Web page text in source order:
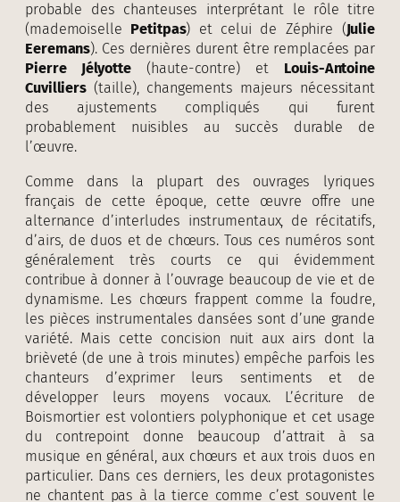
probable des chanteuses interprétant le rôle titre
(mademoiselle Petitpas) et celui de Zéphire (Julie
Eeremans). Ces dernières durent être remplacées par
Pierre Jélyotte(haute-contre) et Louis-Antoine
Cuvilliers (taille), changements majeurs nécessitant
des ajustements compliqués qui furent
probablement nuisibles au succès durable de
l’œuvre.
Comme dans la plupart des ouvrages lyriques
français de cette époque, cette œuvre offre une
alternance d’interludes instrumentaux, de récitatifs,
d’airs, de duos et de chœurs. Tous ces numéros sont
généralement très courts ce qui évidemment
contribue à donner à l’ouvrage beaucoup de vie et de
dynamisme. Les chœurs frappent comme la foudre,
les pièces instrumentales dansées sont d’une grande
variété. Mais cette concision nuit aux airs dont la
brièveté (de une à trois minutes) empêche parfois les
chanteurs d’exprimer leurs sentiments et de
développer leurs moyens vocaux. L’écriture de
Boismortier est volontiers polyphonique et cet usage
du contrepoint donne beaucoup d’attrait à sa
musique en général, aux chœurs et aux trois duos en
particulier. Dans ces derniers, les deux protagonistes
ne chantent pas à la tierce comme c’est souvent le